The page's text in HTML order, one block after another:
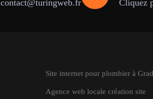
contact@turingweb.fr Cliquez
Site internet pour plombier à
Agence web locale création site